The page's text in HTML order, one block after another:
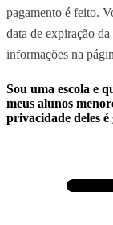
pagamento é feito.
data de expiração
informações na
Sou uma escola e
meus alunos
privacidade deles é